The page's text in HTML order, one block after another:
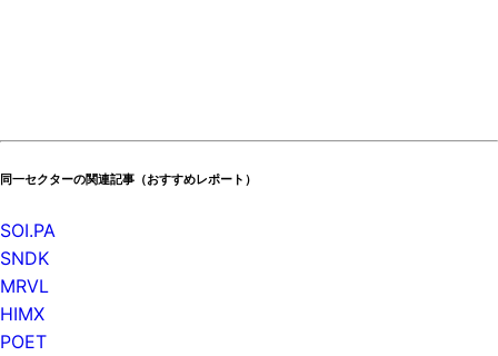
同一セクターの関連記事（おすすめレポート）
SOI.PA
SNDK
MRVL
HIMX
POET